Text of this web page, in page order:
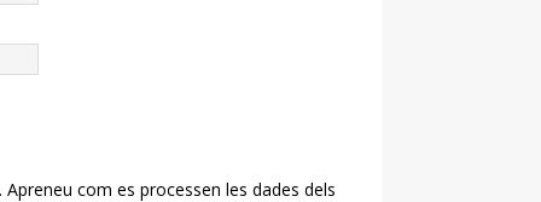
Apreneu com es processen les dades dels